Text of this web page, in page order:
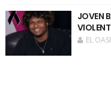
JOVEN
EL